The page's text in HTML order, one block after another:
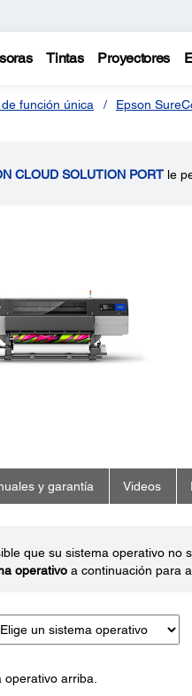
Tintas Proyectores
función única Epson
CLOUD SOLUTION PORT le
y garantía Videos
que su sistema operativo no
operativoa continuación para
operativo arriba.